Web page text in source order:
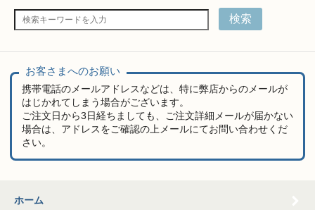
検索
お客さまへのお願い
携帯電話のメールアドレスなどは、特に弊店からのメールが
はじかれてしまう場合がございます。
ご注文日から3日経ちましても、ご注文詳細メールが届かない
場合は、アドレスをご確認の上メールにてお問い合わせくだ
さい。
ホーム